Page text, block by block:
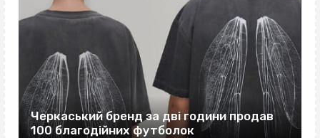
Черкаський бренд за дві години продав
100 благодійних футболок